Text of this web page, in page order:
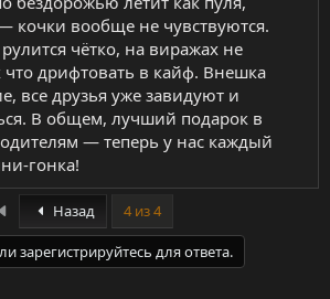
кочки вообще не чувствуются.
чётко, на виражах не
что дрифтовать в кайф. Внешка
все друзья уже завидуют и
В общем, лучший подарок в
— теперь у нас каждый
гонка!
Назад 4 из 4
зарегистрируйтесь для ответа.